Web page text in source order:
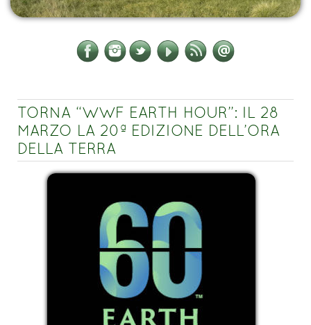
TORNA “WWF EARTH HOUR”: IL 28
MARZO LA 20ª EDIZIONE DELL’ORA
DELLA TERRA